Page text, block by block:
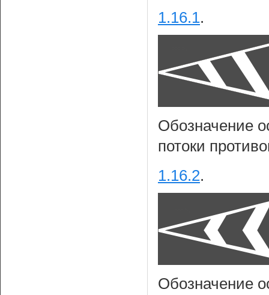
1.16.1.
Обозначение
потоки
1.16.2.
Обозначение